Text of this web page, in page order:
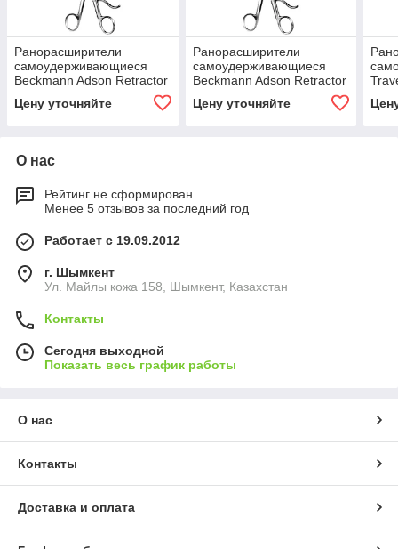
Ранорасширители
самоудерживающиеся
Beckmann Adson Retractor
4x4pr. 25x25mm bl, 31cm
Цену уточняйте
Ранорасширители
самоудерживающиеся
Beckmann Adson Retractor
4x4pr. 45x25mm, bl, 31cm
Цену уточняйте
О нас
Рейтинг не сформирован
Менее 5 отзывов за последний год
Работает с 19.09.2012
г. Шымкент
Ул. Майлы кожа 158, Шымкент, Казахстан
Контакты
Сегодня выходной
Показать весь график работы
О нас
Контакты
Доставка и оплата